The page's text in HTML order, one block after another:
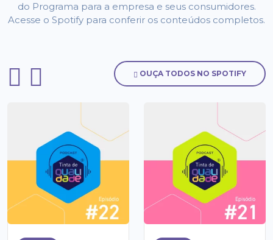
do Programa para a empresa e seus consumidores.
Acesse o Spotify para conferir os conteúdos completos.
OUÇA TODOS NO SPOTIFY